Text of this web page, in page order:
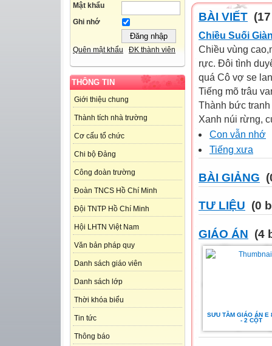
Mật khẩu
Ghi nhớ
Quên mật khẩu ĐK thành viên
THÔNG TIN
Giới thiệu chung
Thành tích nhà trường
Cơ cấu tổ chức
Chi bộ Đảng
Công đoàn trường
Đoàn TNCS Hồ Chí Minh
Đội TNTP Hồ Chí Minh
Hội LHTN Việt Nam
Văn bản pháp quy
Danh sách giáo viên
Danh sách lớp
Thời khóa biểu
Tin tức
Thông báo
BÀI VIẾT
Chiều Suối
Chiều vùng
rực. Đôi tình
quá Cô vợ se
Tiếng mõ trâu
Thành bức
Xanh núi rừng,
Con vẫn nhớ
Tiếng xưa
BÀI GIẢNG
TƯ LIỆU (0
GIÁO ÁN (4
SƯU TẦM GIÁO ÁN E
- 2 CỘT